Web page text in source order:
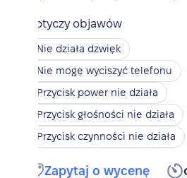
Dotyczy objawów
Nie działa dzwięk
Nie mogę wyciszyć telefonu
Przycisk power nie działa
Przycisk głośności nie działa
Przycisk czynności nie działa
Zapytaj o wycenę